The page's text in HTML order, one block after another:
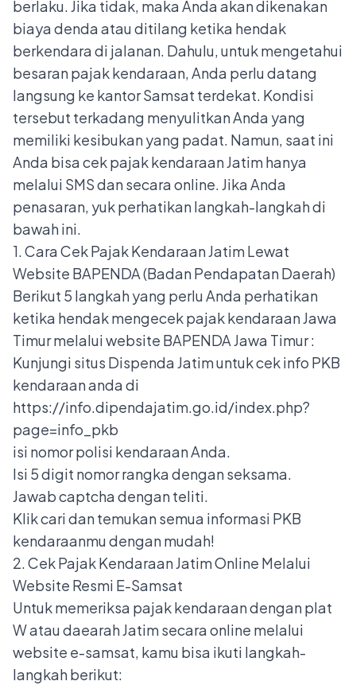
berlaku. Jika tidak, maka Anda akan dikenakan
biaya denda atau ditilang ketika hendak
berkendara di jalanan. Dahulu, untuk mengetahui
besaran pajak kendaraan, Anda perlu datang
langsung ke kantor Samsat terdekat. Kondisi
tersebut terkadang menyulitkan Anda yang
memiliki kesibukan yang padat. Namun, saat ini
Anda bisa cek pajak kendaraan Jatim hanya
melalui SMS dan secara online. Jika Anda
penasaran, yuk perhatikan langkah-langkah di
bawah ini.
1. Cara Cek Pajak Kendaraan Jatim Lewat
Website BAPENDA (Badan Pendapatan Daerah)
Berikut 5 langkah yang perlu Anda perhatikan
ketika hendak mengecek pajak kendaraan Jawa
Timur melalui website BAPENDA Jawa Timur :
Kunjungi situs Dispenda Jatim untuk cek info PKB
kendaraan anda di
https://info.dipendajatim.go.id/index.php?
page=info_pkb
isi nomor polisi kendaraan Anda.
Isi 5 digit nomor rangka dengan seksama.
Jawab captcha dengan teliti.
Klik cari dan temukan semua informasi PKB
kendaraanmu dengan mudah!
2. Cek Pajak Kendaraan Jatim Online Melalui
Website Resmi E-Samsat
Untuk memeriksa pajak kendaraan denganplat
Watau daearah Jatim secara online melalui
website e-samsat, kamu bisa ikuti langkah-
langkah berikut: